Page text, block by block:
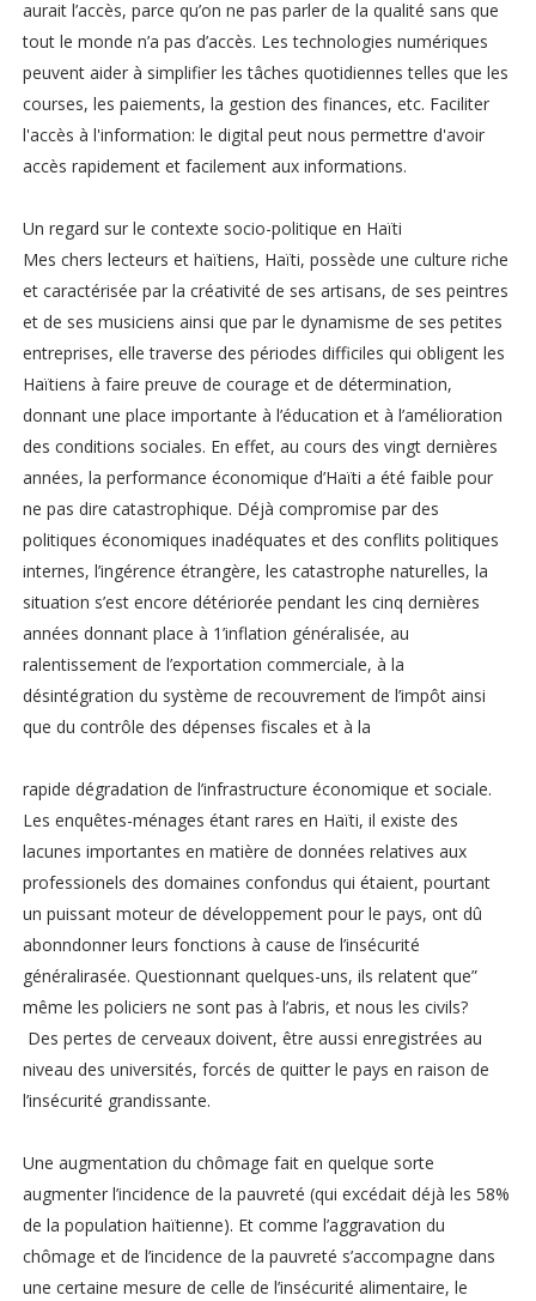
aurait l’accès, parce qu’on ne pas parler de la qualité sans que
tout le monde n’a pas d’accès. Les technologies numériques
peuvent aider à simplifier les tâches quotidiennes telles que les
courses, les paiements, la gestion des finances, etc. Faciliter
l'accès à l'information: le digital peut nous permettre d'avoir
accès rapidement et facilement aux informations.
Un regard sur le contexte socio-politique en Haïti
Mes chers lecteurs et haïtiens, Haïti, possède une culture riche
et caractérisée par la créativité de ses artisans, de ses peintres
et de ses musiciens ainsi que par le dynamisme de ses petites
entreprises, elle traverse des périodes difficiles qui obligent les
Haïtiens à faire preuve de courage et de détermination,
donnant une place importante à l’éducation et à l’amélioration
des conditions sociales. En effet, au cours des vingt dernières
années, la performance économique d’Haïti a été faible pour
ne pas dire catastrophique. Déjà compromise par des
politiques économiques inadéquates et des conflits politiques
internes, l’ingérence étrangère, les catastrophe naturelles, la
situation s’est encore détériorée pendant les cinq dernières
années donnant place à 1’inflation généralisée, au
ralentissement de l’exportation commerciale, à la
désintégration du système de recouvrement de l’impôt ainsi
que du contrôle des dépenses fiscales et à la
rapide dégradation de l’infrastructure économique et sociale.
Les enquêtes-ménages étant rares en Haïti, il existe des
lacunes importantes en matière de données relatives aux
professionels des domaines confondus qui étaient, pourtant
un puissant moteur de développement pour le pays, ont dû
abonndonner leurs fonctions à cause de l’insécurité
généralirasée. Questionnant quelques-uns, ils relatent que”
même les policiers ne sont pas à l’abris, et nous les civils?
Des pertes de cerveaux doivent, être aussi enregistrées au
niveau des universités, forcés de quitter le pays en raison de
l’insécurité grandissante.
Une augmentation du chômage fait en quelque sorte
augmenter l’incidence de la pauvreté (qui excédait déjà les 58%
de la population haïtienne). Et comme l’aggravation du
chômage et de l’incidence de la pauvreté s’accompagne dans
une certaine mesure de celle de l’insécurité alimentaire, le